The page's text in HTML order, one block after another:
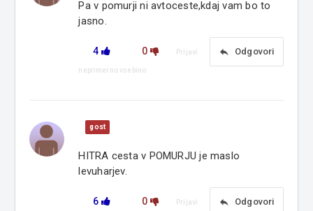
Pa v pomurji ni avtoceste,kdaj vam bo to
jasno.
4 0 reply Odgovori
Prijavi
neprimerno vsebino
gost
HITRA cesta v POMURJU je maslo
levuharjev.
6 0 reply Odgovori
Prijavi